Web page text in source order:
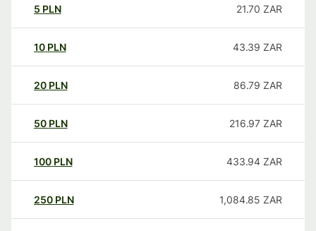
5 PLN 21.70 ZAR
10 PLN 43.39 ZAR
20 PLN 86.79 ZAR
50 PLN 216.97 ZAR
100 PLN 433.94 ZAR
250 PLN 1,084.85 ZAR